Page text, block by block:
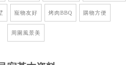
寵物友好 烤肉BBQ 購物方便
周圍風景美